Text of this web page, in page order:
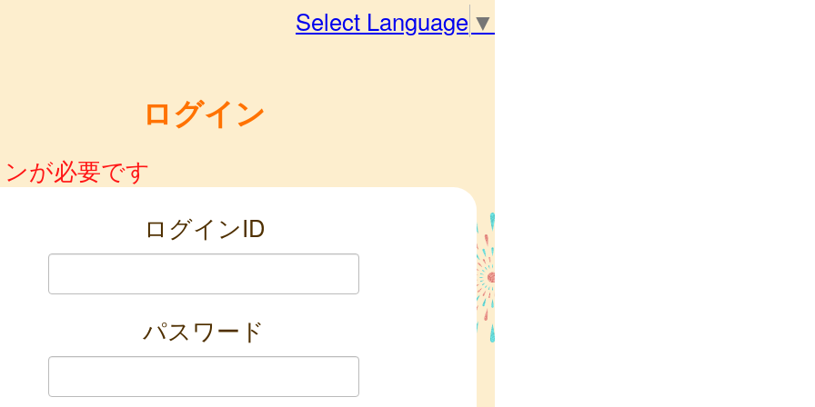
Select Language ▼
ログイン
が必要です
ログインID
パスワード